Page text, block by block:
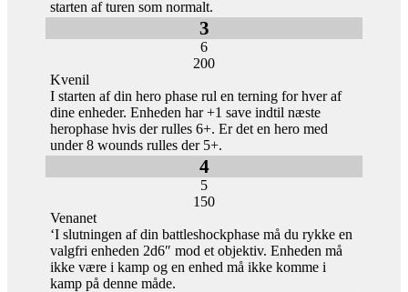
starten af turen som normalt.
3
6
200
Kvenil
I starten af din hero phase rul en terning for hver af
dine enheder. Enheden har +1 save indtil næste
herophase hvis der rulles 6+. Er det en hero med
under 8 wounds rulles der 5+.
4
5
150
Venanet
‘I slutningen af din battleshockphase må du rykke en
valgfri enheden 2d6″ mod et objektiv. Enheden må
ikke være i kamp og en enhed må ikke komme i
kamp på denne måde.